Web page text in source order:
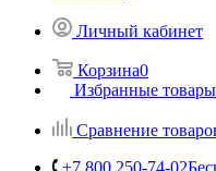
Личный кабинет
Корзина0
Избранные товары
Сравнение
+7 800 250-74-02